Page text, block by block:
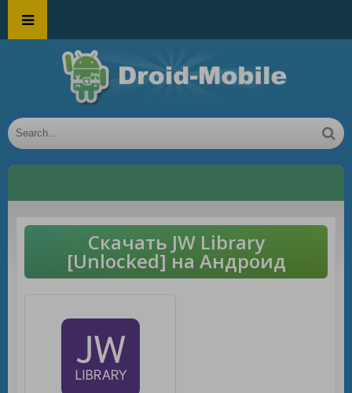
Скачать JW Library
[Unlocked] на Андроид